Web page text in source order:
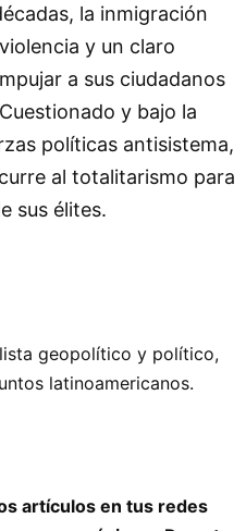
la inmigración
y un claro
a sus ciudadanos
y bajo la
políticas antisistema,
al totalitarismo para
sus élites.
geopolítico y político,
latinoamericanos.
artículos en tus redes